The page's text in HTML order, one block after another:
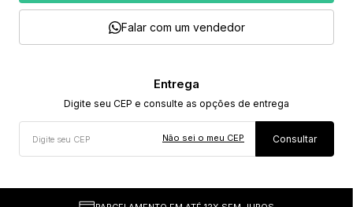
Falar com um vendedor
Não sei o meu CEP